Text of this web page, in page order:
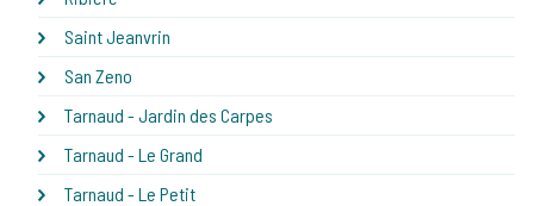
Saint Jeanvrin
San Zeno
Tarnaud - Jardin des Carpes
Tarnaud - Le Grand
Tarnaud - Le Petit